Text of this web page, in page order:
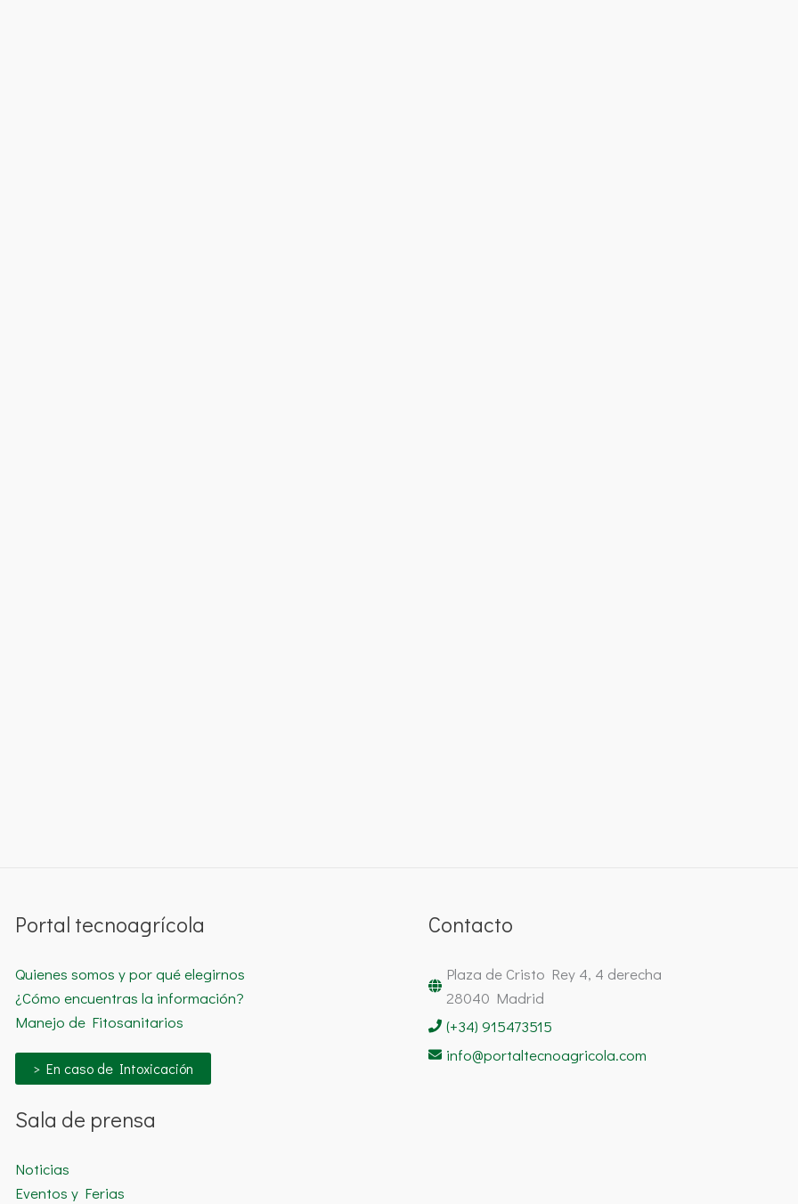
Portal tecnoagrícola
Quienes somos y por qué elegirnos
¿Cómo encuentras la información?
Manejo de Fitosanitarios
> En caso de Intoxicación
Sala de prensa
Noticias
Eventos y Ferias
Contacto
Plaza de Cristo Rey 4, 4 derecha
28040 Madrid
(+34) 915473515
info@portaltecnoagricola.com